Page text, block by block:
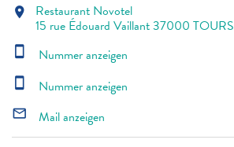
location_on Restaurant Novotel
15 rue Édouard Vaillant 37000 TOURS
smartphone Nummer anzeigen
smartphone Nummer anzeigen
mail_outline Mail anzeigen